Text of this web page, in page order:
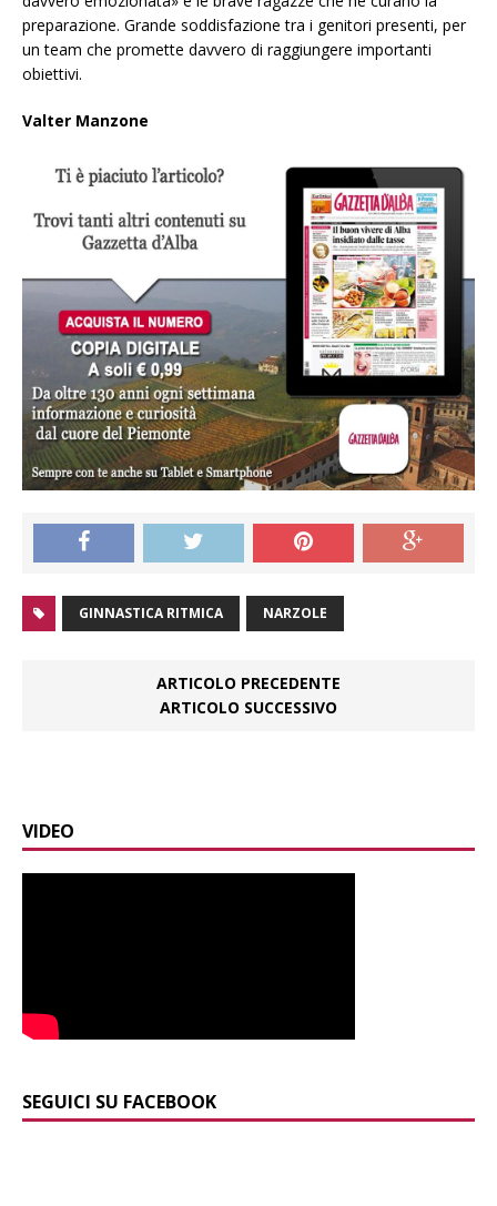
preparazione. Grande soddisfazione tra i genitori presenti, per
un team che promette davvero di raggiungere importanti
obiettivi.
Valter Manzone
GINNASTICA RITMICA NARZOLE
ARTICOLO PRECEDENTE
ARTICOLO SUCCESSIVO
VIDEO
SEGUICI SU FACEBOOK